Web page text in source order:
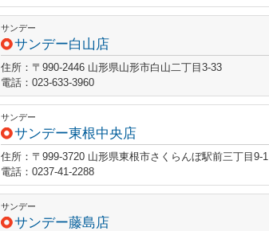
サンデー
サンデー白山店
住所：〒990-2446 山形県山形市白山二丁目3-33
電話：023-633-3960
サンデー
サンデー東根中央店
住所：〒999-3720 山形県東根市さくらんぼ駅前三丁目9-1
電話：0237-41-2288
サンデー
サンデー藤島店